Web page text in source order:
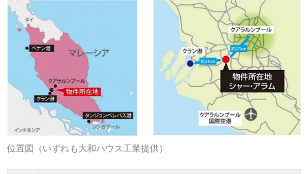
位置図（いずれも大和ハウス工業提供）